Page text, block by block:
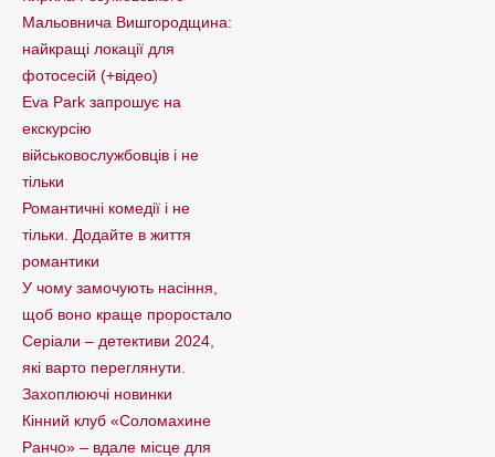
Мальовнича Вишгородщина:
найкращі локації для
фотосесій (+відео)
Eva Park запрошує на
екскурсію
військовослужбовців і не
тільки
Романтичні комедії і не
тільки. Додайте в життя
романтики
У чому замочують насіння,
щоб воно краще проростало
Серіали – детективи 2024,
які варто пеpеглянути.
Захоплюючі новинки
Кінний клуб «Соломахине
Ранчо» – вдале місце для